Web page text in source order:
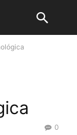
0